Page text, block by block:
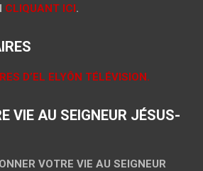
CLIQUANT ICI.
D’EL ELYÔN TÉLÉVISION.
VIE AU SEIGNEUR JÉSUS-
VOTRE VIE AU SEIGNEUR